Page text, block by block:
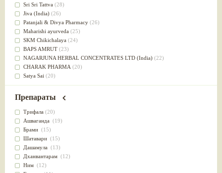
Для сердца(32)
Для сосудов головного мозга
Для полости рта(32)
Дефицит железа(31)
Для лица(31)
Употребление в пищу
Ароматерапия(29)
Жаропонижающее(29)
для памяти(28)
для почек(28)
Слабительное (28)
Афродизиак(27)
Напитки(27)
Для йоги (27)
Для потенции(26)
Для душа(25)
для концентрации внимания
при нарушении эрекции
Sri Sri Tattva (28)
Jiva (India) (26)
Patanjali & Divya Pharmacy (26)
Maharishi ayurveda (25)
SKM Chikichalaya (24)
BAPS AMRUT (23)
NAGARJUNA HERBAL CONCENTRATES LTD (India) (22)
CHARAK PHARMA (20)
Satya Sai (20)
Vyas(20)
Kerala Ayurveda
(19)
Organic India pvt ltd
Lalita(16)
Ashtang Herbals
Alarsin(14)
Vasu Health care
Baraka(13)
Dabur India Ltd
Препараты
Трифала (20)
Ашваганда (19)
Брами (15)
Шатавари (15)
Дашамула (13)
Дханвантарам (12)
Ним (12)